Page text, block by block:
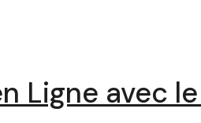
Ligne avec